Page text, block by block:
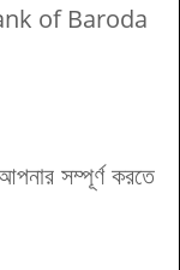
of Baroda
সম্পূর্ণ করতে